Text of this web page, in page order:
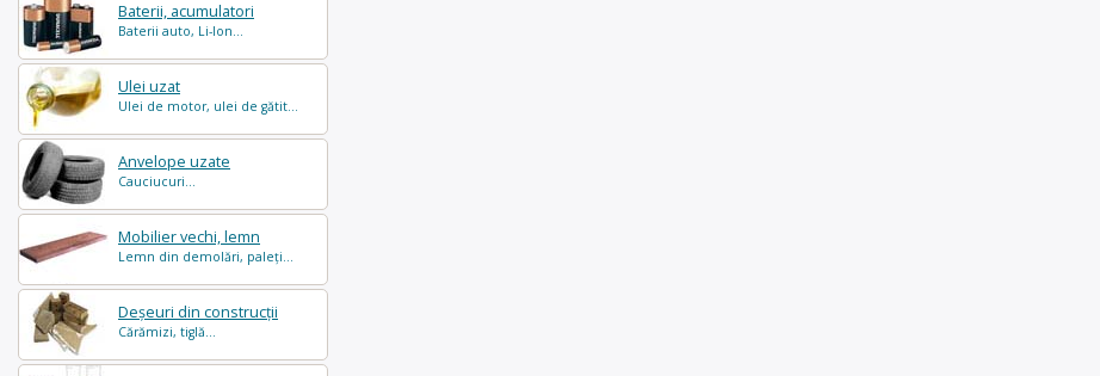
Baterii, acumulatori
Baterii auto, Li-Ion...
Ulei uzat
Ulei de motor, ulei de gătit...
Anvelope uzate
Cauciucuri...
Mobilier vechi, lemn
Lemn din demolări, paleți...
Deșeuri din construcții
Cărămizi, tiglă...